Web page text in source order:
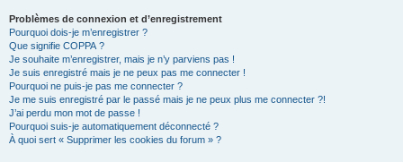
Problèmes de connexion et d’enregistrement
Pourquoi dois-je m’enregistrer ?
Que signifie COPPA ?
Je souhaite m’enregistrer, mais je n’y parviens pas !
Je suis enregistré mais je ne peux pas me connecter !
Pourquoi ne puis-je pas me connecter ?
Je me suis enregistré par le passé mais je ne peux plus me connecter ?!
J’ai perdu mon mot de passe !
Pourquoi suis-je automatiquement déconnecté ?
À quoi sert « Supprimer les cookies du forum » ?